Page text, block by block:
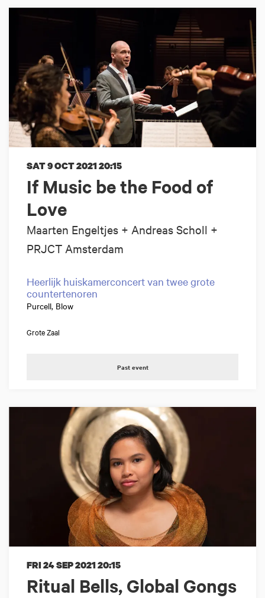
If Music be the Food of
Love
Maarten Engeltjes + Andreas Scholl +
PRJCT Amsterdam
SAT 9 OCT 202120:15
Heerlijk huiskamerconcert van twee grote
countertenoren
Purcell, Blow
Grote Zaal
Past event
Ritual Bells, Global Gongs
FRI 24 SEP 202120:15